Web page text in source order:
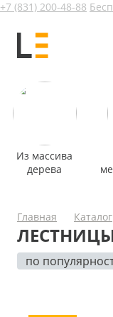
+7 (831) 200-48-88
Из массива
дерева
Главная Каталог
ЛЕСТНИЦЫ
по